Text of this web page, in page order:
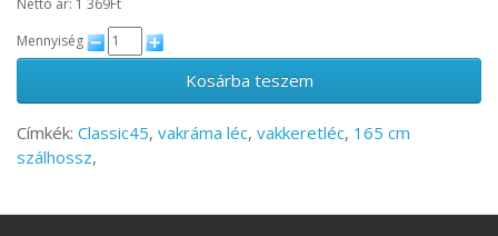
Nettó ár: 1 369Ft
Mennyiség
Kosárba teszem
Címkék: Classic45, vakráma léc, vakkeretléc, 165 cm
szálhossz,